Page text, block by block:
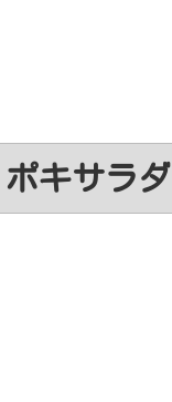
ポキサラダ